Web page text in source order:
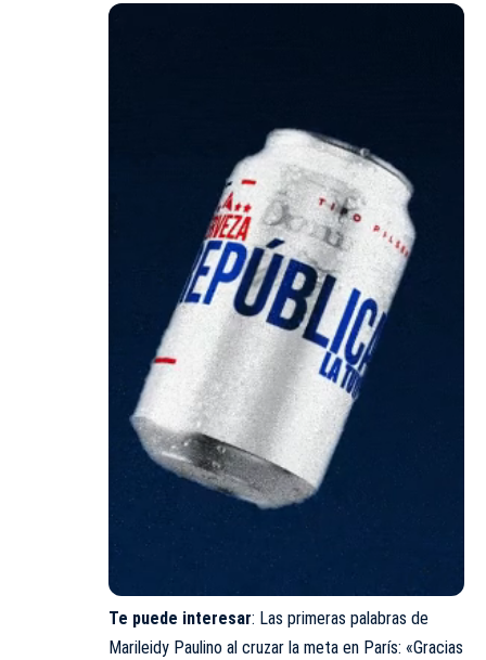
Te puede interesar: Las primeras palabras de
Marileidy Paulino al cruzar la meta en París: «Gracias